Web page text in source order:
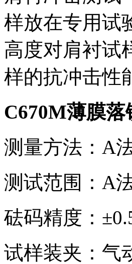
样放在专用试
高度对肩衬试
样的抗冲击性
C670M薄膜
测量方法：A
测试范围：A
砝码精度：
试样装夹：气